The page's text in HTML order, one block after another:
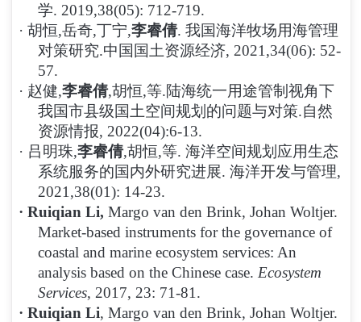
学. 2019,38(05): 712-719.
·胡恒,岳奇,丁宁,李睿倩. 我国海洋牧场用海管理
对策研究.中国国土资源经济, 2021,34(06): 52-
57.
· 赵健,李睿倩,胡恒,等.陆海统一用途管制视角下
我国市县级国土空间规划的问题与对策.自然
资源情报, 2022(04):6-13.
· 吕明珠,李睿倩,胡恒,等. 海洋空间规划应用生态
系统服务的国内外研究进展. 海洋开发与管理,
2021,38(01): 14-23.
·Ruiqian Li, Margo van den Brink, Johan Woltjer.
Market-based instruments for the governance of
coastal and marine ecosystem services: An
analysis based on the Chinese case. Ecosystem
Services, 2017, 23: 71-81.
·Ruiqian Li, Margo van den Brink, Johan Woltjer.